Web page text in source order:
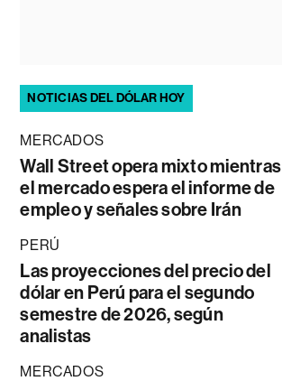
NOTICIAS DEL DÓLAR HOY
MERCADOS
Wall Street opera mixto mientras
el mercado espera el informe de
empleo y señales sobre Irán
PERÚ
Las proyecciones del precio del
dólar en Perú para el segundo
semestre de 2026, según
analistas
MERCADOS